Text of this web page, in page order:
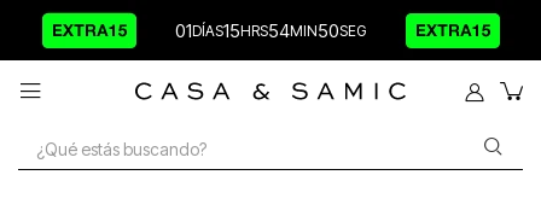
01 15 54 50
